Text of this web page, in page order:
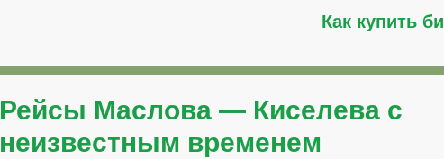
Как купить
Рейсы Маслова — Киселева с
неизвестным временем